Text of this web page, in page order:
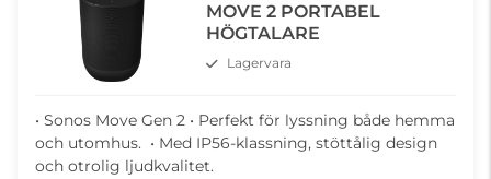
MOVE 2 PORTABEL
HÖGTALARE
Lagervara
• Sonos Move Gen 2 • Perfekt för lyssning både hemma
och utomhus. • Med IP56-klassning, stöttålig design
och otrolig ljudkvalitet.